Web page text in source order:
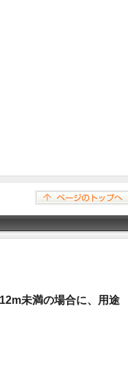
未満の場合に、用途